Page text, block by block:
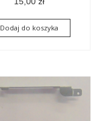
Dodaj do koszyka